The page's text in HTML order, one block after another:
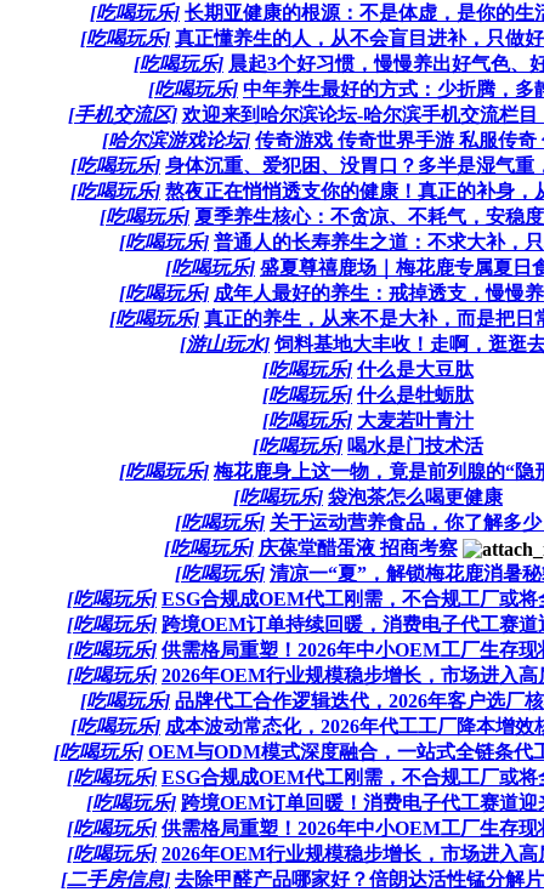
[吃喝玩乐] 长期亚健康的根源：不是体虚，是你的生
[吃喝玩乐] 真正懂养生的人，从不会盲目进补，只做
[吃喝玩乐] 晨起3个好习惯，慢慢养出好气色、
[吃喝玩乐] 中年养生最好的方式：少折腾，多
[手机交流区] 欢迎来到哈尔滨论坛-哈尔滨手机交流栏目
[哈尔滨游戏论坛] 传奇游戏 传奇世界手游 私服传奇
[吃喝玩乐] 身体沉重、爱犯困、没胃口？多半是湿气重
[吃喝玩乐] 熬夜正在悄悄透支你的健康！真正的补身，
[吃喝玩乐] 夏季养生核心：不贪凉、不耗气，安稳
[吃喝玩乐] 普通人的长寿养生之道：不求大补，
[吃喝玩乐] 盛夏尊禧鹿场｜梅花鹿专属夏日
[吃喝玩乐] 成年人最好的养生：戒掉透支，慢慢
[吃喝玩乐] 真正的养生，从来不是大补，而是把日
[游山玩水] 饲料基地大丰收！走啊，逛逛
[吃喝玩乐] 什么是大豆肽
[吃喝玩乐] 什么是牡蛎肽
[吃喝玩乐] 大麦若叶青汁
[吃喝玩乐] 喝水是门技术活
[吃喝玩乐] 梅花鹿身上这一物，竟是前列腺的“隐
[吃喝玩乐] 袋泡茶怎么喝更健康
[吃喝玩乐] 关于运动营养食品，你了解多
[吃喝玩乐] 庆葆堂醋蛋液 招商考察
[吃喝玩乐] 清凉一“夏”，解锁梅花鹿消暑
[吃喝玩乐] ESG合规成OEM代工刚需，不合规工厂或将
[吃喝玩乐] 跨境OEM订单持续回暖，消费电子代工赛道
[吃喝玩乐] 供需格局重塑！2026年中小OEM工厂生存现
[吃喝玩乐] 2026年OEM行业规模稳步增长，市场进入高
[吃喝玩乐] 品牌代工合作逻辑迭代，2026年客户选厂
[吃喝玩乐] 成本波动常态化，2026年代工工厂降本增效
[吃喝玩乐] OEM与ODM模式深度融合，一站式全链条代
[吃喝玩乐] ESG合规成OEM代工刚需，不合规工厂或将
[吃喝玩乐] 跨境OEM订单回暖！消费电子代工赛道迎
[吃喝玩乐] 供需格局重塑！2026年中小OEM工厂生存现
[吃喝玩乐] 2026年OEM行业规模稳步增长，市场进入高
[二手房信息] 去除甲醛产品哪家好？倍朗达活性锰分解